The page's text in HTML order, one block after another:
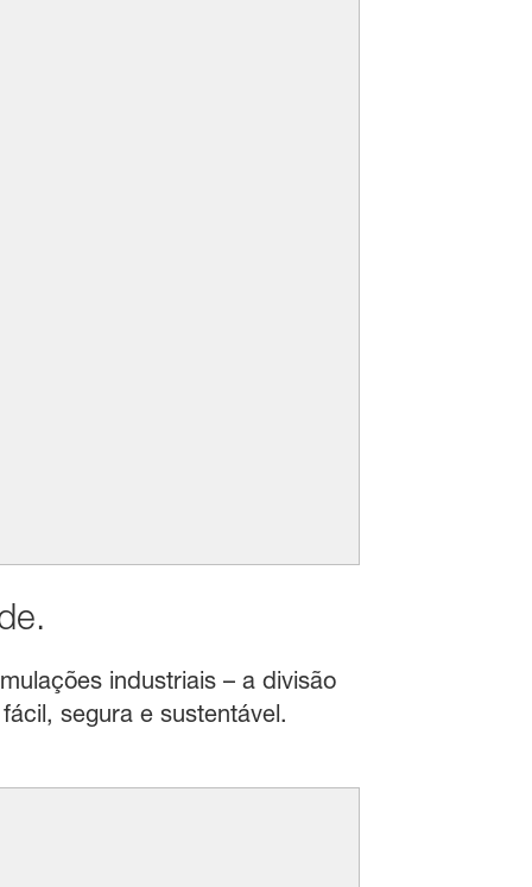
industriais – a divisão
segura e sustentável.